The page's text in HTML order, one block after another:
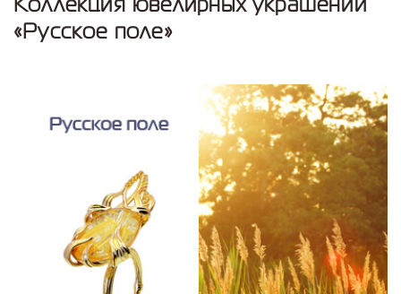
«Русское поле»